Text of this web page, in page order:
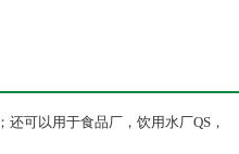
可以用于食品厂，饮用水厂QS，